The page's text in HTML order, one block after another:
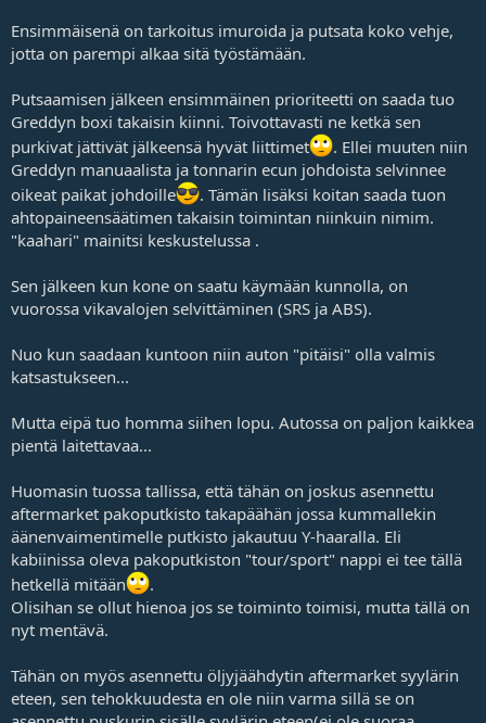
Ensimmäisenä on tarkoitus imuroida ja putsata koko vehje,
jotta on parempi alkaa sitä työstämään.
Putsaamisen jälkeen ensimmäinen prioriteetti on saada tuo
Greddyn boxi takaisin kiinni. Toivottavasti ne ketkä sen
purkivat jättivät jälkeensä hyvät liittimet
. Ellei muuten niin
Greddyn manuaalista ja tonnarin ecun johdoista selvinnee
oikeat paikat johdoille
. Tämän lisäksi koitan saada tuon
ahtopaineensäätimen takaisin toimintan niinkuin nimim.
"kaahari" mainitsi keskustelussa .
Sen jälkeen kun kone on saatu käymään kunnolla, on
vuorossa vikavalojen selvittäminen (SRS ja ABS).
Nuo kun saadaan kuntoon niin auton "pitäisi" olla valmis
katsastukseen...
Mutta eipä tuo homma siihen lopu. Autossa on paljon kaikkea
pientä laitettavaa...
Huomasin tuossa tallissa, että tähän on joskus asennettu
aftermarket pakoputkisto takapäähän jossa kummallekin
äänenvaimentimelle putkisto jakautuu Y-haaralla. Eli
kabiinissa oleva pakoputkiston "tour/sport" nappi ei tee tällä
hetkellä mitään
.
Olisihan se ollut hienoa jos se toiminto toimisi, mutta tällä on
nyt mentävä.
Tähän on myös asennettu öljyjäähdytin aftermarket syylärin
eteen, sen tehokkuudesta en ole niin varma sillä se on